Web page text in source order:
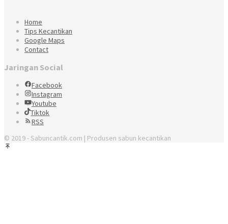
Home
Tips Kecantikan
Google Maps
Contact
Jaringan Social
Facebook
Instagram
Youtube
Tiktok
RSS
© 2019 - Sabuncantik.com | Produsen sabun kecantikan